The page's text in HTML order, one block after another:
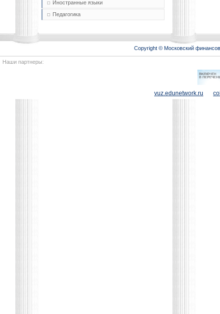
Иностранные языки
Педагогика
Copyright © Московский
Наши партнеры:
vuz.edunetwork.ru